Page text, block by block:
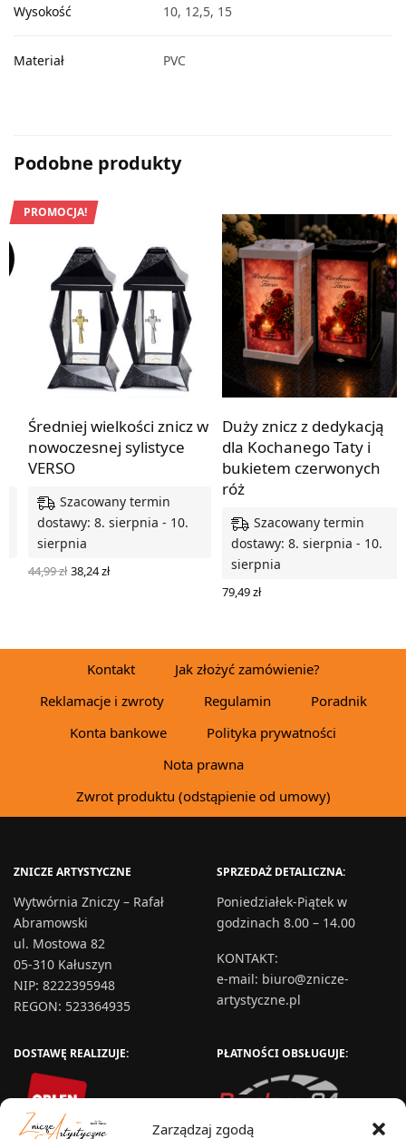
Zarządzaj zgodą
Wysokość 10, 12,5, 15
Materiał PVC
Podobne produkty
PROMOCJA!
Średniej wielkości znicz w
nowoczesnej sylistyce
VERSO
Szacowany termin
dostawy: 8. sierpnia - 10.
sierpnia
44,99zł Pierwotna
cena
38,24złAktualna
Duży znicz z dedykacją
dla Kochanego Taty i
bukietem czerwonych
róż
Szacowany termin
dostawy: 8. sierpnia - 10.
sierpnia
79,49zł
Kontakt
Jak złożyć zamówienie?
Reklamacje i zwroty
Regulamin
Poradnik
Konta bankowe
Polityka prywatności
Nota prawna
Zwrot produktu (odstąpienie od umowy)
ZNICZE ARTYSTYCZNE
Wytwórnia Zniczy – Rafał
Abramowski
ul. Mostowa 82
05-310 Kałuszyn
NIP: 8222395948
REGON: 523364935
SPRZEDAŻ DETALICZNA:
Poniedziałek-Piątek w
godzinach 8.00 – 14.00
KONTAKT:
e-mail: biuro@znicze-
artystyczne.pl
DOSTAWĘ REALIZUJE: PŁATNOŚCI OBSŁUGUJE: